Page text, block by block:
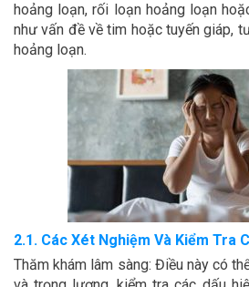
hoảng loạn, rối loạn hoảng loạn
như vấn đề về tim hoặc tuyến giáp,
hoảng loạn.
2.1. Các Xét Nghiệm Và Kiểm Tra
Thăm khám lâm sàng: Điều này có